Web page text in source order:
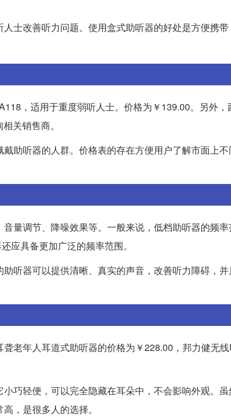
士改善听力问题。使用盒式助听器的好处是方便携
，适用于重度弱听人士。价格为￥139.00。另外
关销售商。
助听器的人群。价格表的存在方便用户了解市面上
量调节、降噪效果等。一般来说，低档助听器的频
应具备更加广泛的频率范围。
听器可以提供清晰、真实的声音，改善听力障碍，
老年人耳道式助听器的价格为￥228.00，邦力健无
巧轻便，可以完全隐藏在耳朵中，不会影响外观。
，是很多人的选择。